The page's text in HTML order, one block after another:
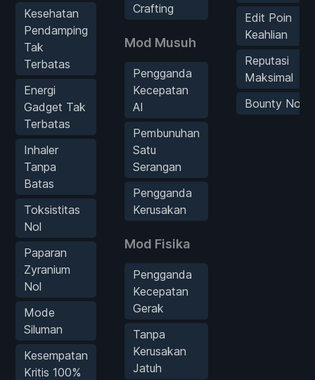
Kesehatan
Pendamping
Tak
Terbatas
Energi
Gadget Tak
Terbatas
Inhaler
Tanpa
Batas
Toksistitas
Nol
Paparan
Zyranium
Nol
Mode
Siluman
Kesempatan
Kritis 100%
Crafting
Mod Musuh
Pengganda
Kecepatan
AI
Pembunuhan
Satu
Serangan
Pengganda
Kerusakan
Mod Fisika
Pengganda
Kecepatan
Gerak
Tanpa
Kerusakan
Jatuh
Edit Poin
Keahlian
Reputasi
Maksimal
Bounty Nol